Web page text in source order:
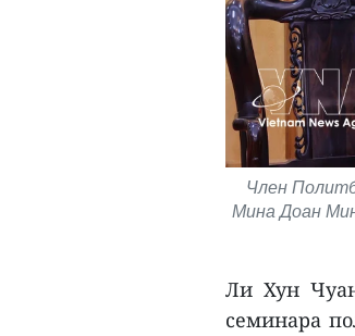
Член
Мина Доан
Ли Хун
семинара